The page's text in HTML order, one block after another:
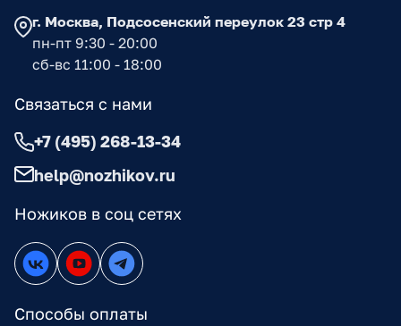
Ножиков в соц сетях
Способы оплаты
г. Москва, Подсосенский переулок 23 стр 4
пн-пт 9:30 - 20:00
сб-вс 11:00 - 18:00
Связаться с нами
+7 (495) 268-13-34
help@nozhikov.ru